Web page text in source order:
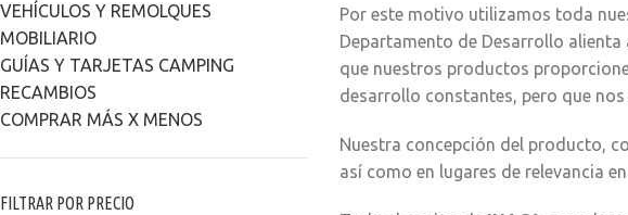
VEHÍCULOS Y REMOLQUES
MOBILIARIO
GUÍAS Y TARJETAS CAMPING
RECAMBIOS
COMPRAR MÁS X MENOS
FILTRAR POR PRECIO
Por este motivo utilizamos toda
Departamento de Desarrollo alienta
que nuestros productos
desarrollo constantes, pero que nos
Nuestra concepción del producto,
así como en lugares de relevancia